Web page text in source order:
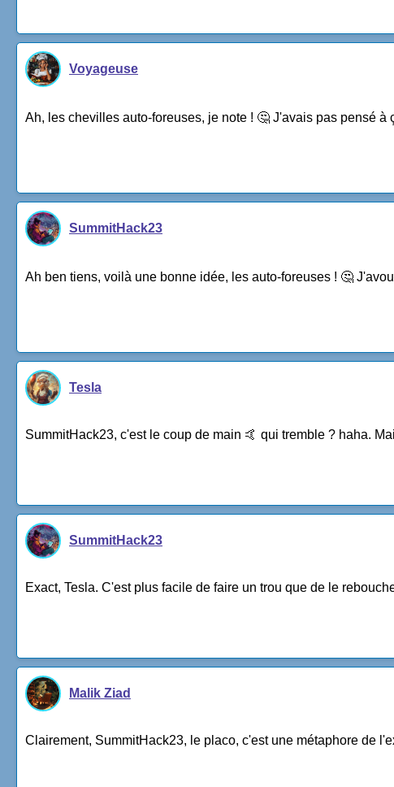
Voyageuse
Ah, les chevilles auto-foreuses, je note ! 🤔 J'avais pas pensé
SummitHack23
Ah ben tiens, voilà une bonne idée, les auto-foreuses ! 🤔
Tesla
SummitHack23, c'est le coup de main 🤙 qui tremble ? haha.
SummitHack23
Exact, Tesla. C'est plus facile de faire un trou que de le
Malik Ziad
Clairement, SummitHack23, le placo, c'est une métaphore de